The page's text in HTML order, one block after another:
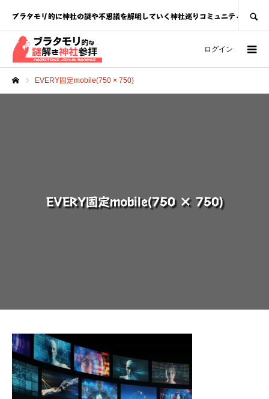
ブラタモリ的に神社の謎や不思議を解明していく神社巡りコミュニティ
ログイン
EVERY固定mobile(750 × 750)
EVERY固定mobile(750 × 750)